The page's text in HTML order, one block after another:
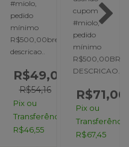
#miolo,
pedido
mínimo
R$500,00breve
descricao..
R$49,00
R$54,16
Pix ou
Transferência:
R$46,55
cupom
#miolo,
pedido
mínimo
DESCRICAO..
R$71,00
Pix ou
R$67,45